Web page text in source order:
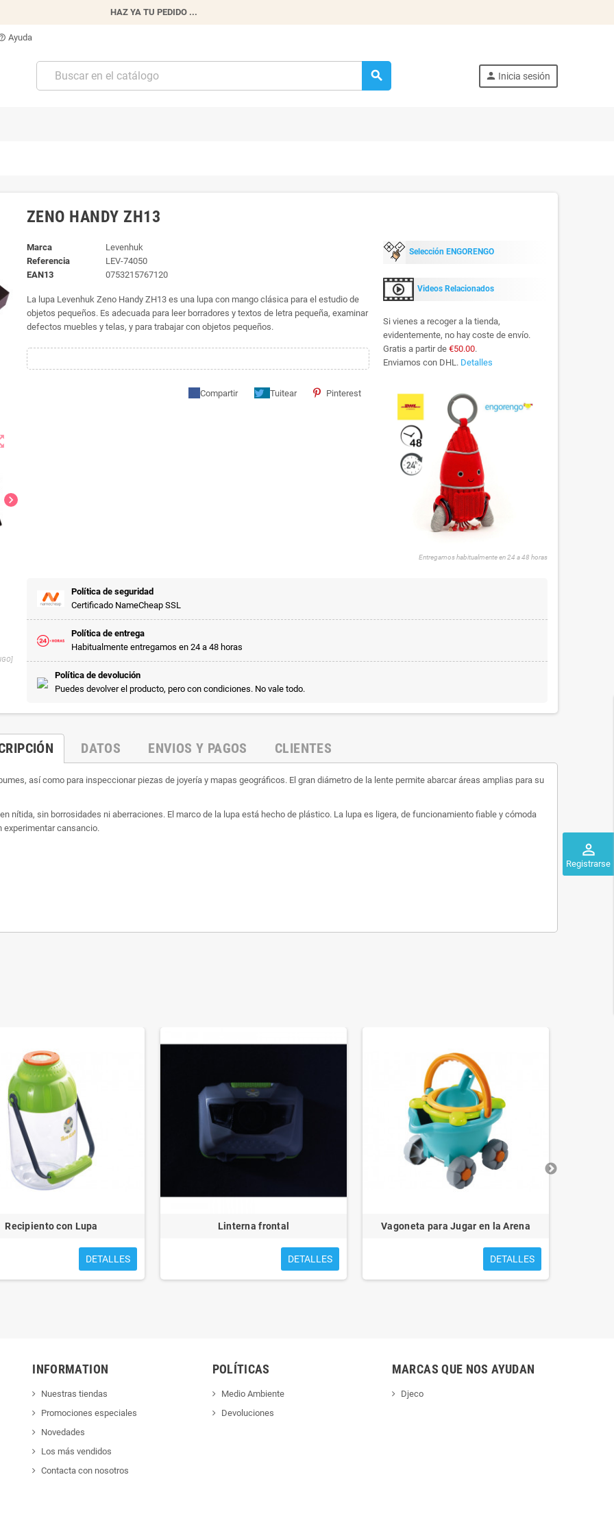
HAZ YA TU PEDIDO ...
Ayuda
search person Inicia sesión
perm_identity
Registrarse
chevron_right
ZENO HANDY ZH13
Marca
Levenhuk
Referencia
LEV-74050
EAN13
0753215767120
La lupa Levenhuk Zeno Handy ZH13 es una lupa con mango clásica para el estudio de
objetos pequeños. Es adecuada para leer borradores y textos de letra pequeña, examinar
defectos muebles y telas, y para trabajar con objetos pequeños.
Compartir Tuitear Pinterest
Selección ENGORENGO
Videos Relacionados
Si vienes a recoger a la tienda,
evidentemente, no hay coste de envío.
Gratis a partir de €50.00.
Enviamos con DHL. Detalles
Entregamos habitualmente en 24 a 48 horas
Política de seguridad
Certificado NameCheap SSL
Política de entrega
Habitualmente entregamos en 24 a 48 horas
Política de devolución
Puedes devolver el producto, pero con condiciones. No vale todo.
DATOS ENVIOS Y PAGOS CLIENTES
así como para inspeccionar piezas de joyería y mapas geográficos. El gran diámetro de la lente permite abarcar áreas amplias para su
nítida, sin borrosidades ni aberraciones. El marco de la lupa está hecho de plástico. La lupa es ligera, de funcionamiento fiable y cómoda
experimentar cansancio.
Recipiento con Lupa
DETALLES
Linterna frontal
DETALLES
Vagoneta para Jugar en la Arena
DETALLES
INFORMATION
Nuestras tiendas
Promociones especiales
Novedades
Los más vendidos
Contacta con nosotros
POLÍTICAS
Medio Ambiente
Devoluciones
MARCAS QUE NOS AYUDAN
Djeco